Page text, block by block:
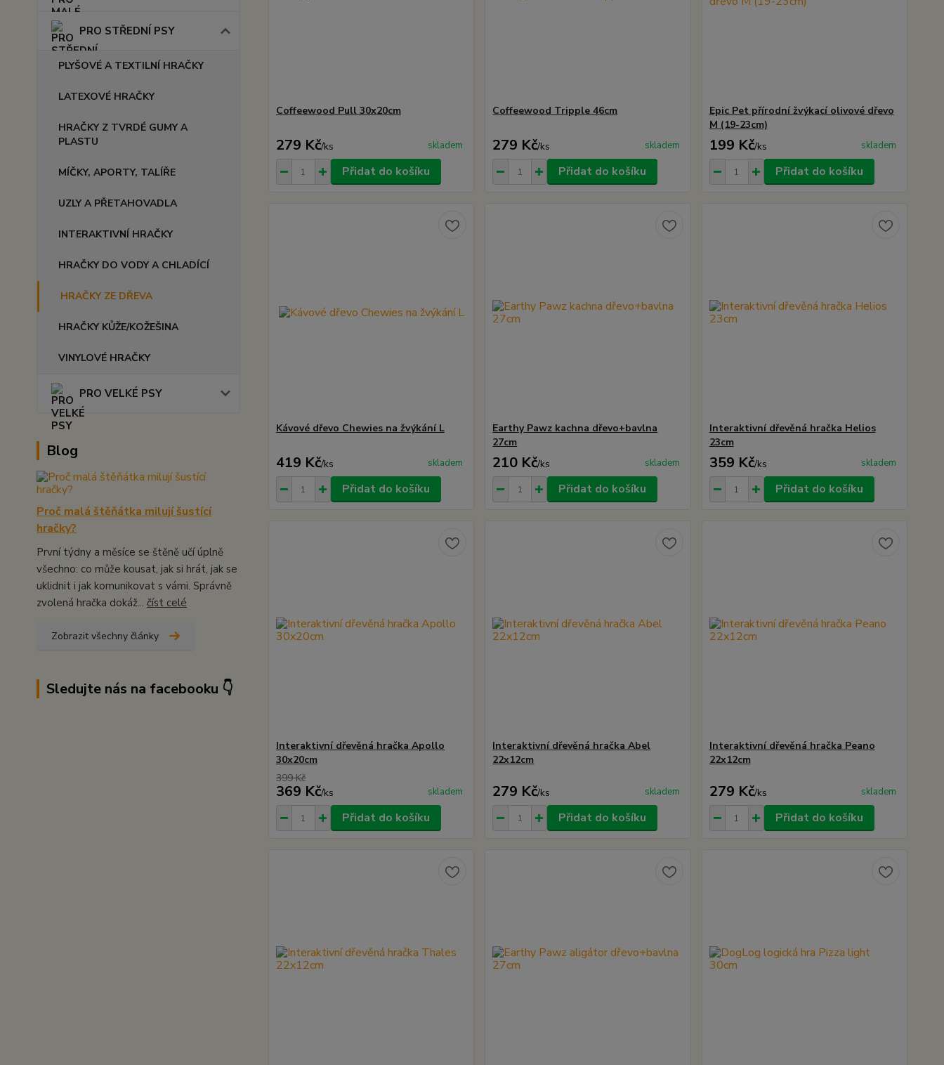
PRO STŘEDNÍ PSY
PLYŠOVÉ A TEXTILNÍ HRAČKY
LATEXOVÉ HRAČKY
HRAČKY Z TVRDÉ GUMY A
PLASTU
MÍČKY, APORTY, TALÍŘE
UZLY A PŘETAHOVADLA
INTERAKTIVNÍ HRAČKY
HRAČKY DO VODY A CHLADÍCÍ
HRAČKY ZE DŘEVA
HRAČKY KŮŽE/KOŽEŠINA
VINYLOVÉ HRAČKY
PRO VELKÉ PSY
Blog
Proč malá štěňátka milují šustící
hračky?
První týdny a měsíce se štěně učí úplně
všechno: co může kousat, jak si hrát, jak se
uklidnit i jak komunikovat s vámi. Správně
zvolená hračka dokáž... číst celé
Zobrazit všechny články
Sledujte nás na facebooku 👇
Coffeewood Pull 30x20cm
279 Kč/ks skladem
Přidat do košíku
Coffeewood Tripple 46cm
279 Kč/ks skladem
Přidat do košíku
Epic Pet přírodní žvýkací olivové dřevo
M (19-23cm)
199 Kč/ks skladem
Přidat do košíku
Kávové dřevo Chewies na žvýkání L
419 Kč/ks skladem
Přidat do košíku
Earthy Pawz kachna dřevo+bavlna
27cm
210 Kč/ks skladem
Přidat do košíku
Interaktivní dřevěná hračka Helios
23cm
359 Kč/ks skladem
Přidat do košíku
Interaktivní dřevěná hračka Apollo
30x20cm
399 Kč
369 Kč/ks skladem
Přidat do košíku
Interaktivní dřevěná hračka Abel
22x12cm
279 Kč/ks skladem
Přidat do košíku
Interaktivní dřevěná hračka Peano
22x12cm
279 Kč/ks skladem
Přidat do košíku